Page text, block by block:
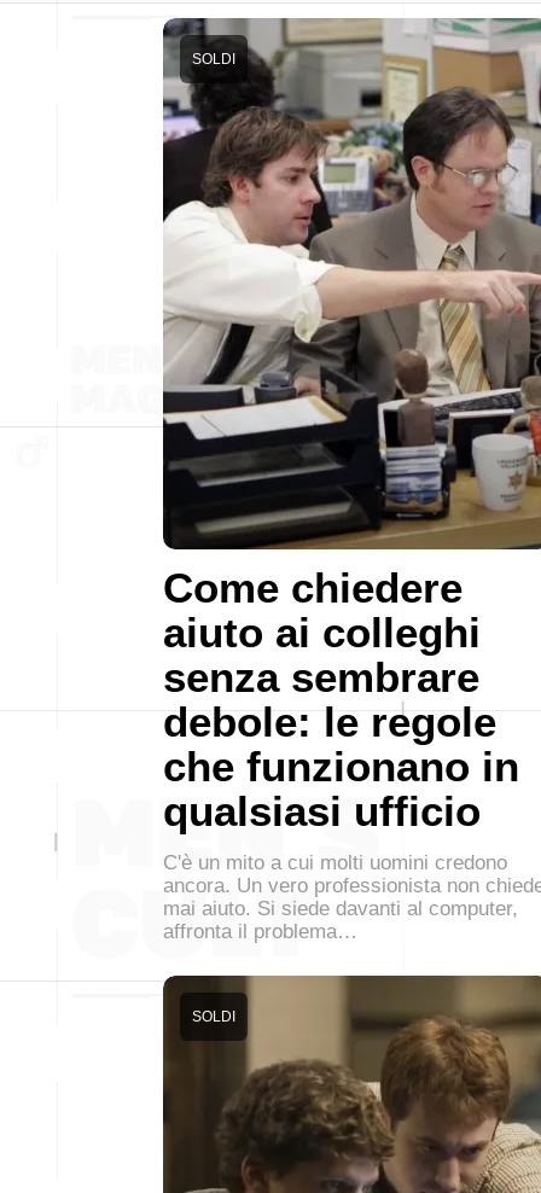
Come chiedere
aiuto ai colleghi
senza sembrare
debole: le regole
che funzionano in
qualsiasi ufficio
SOLDI
C'è un mito a cui molti uomini credono
ancora. Un vero professionista non
mai aiuto. Si siede davanti al computer,
affronta il problema…
SOLDI